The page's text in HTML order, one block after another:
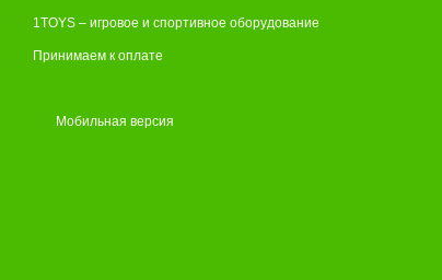
1TOYS – игровое и спортивное оборудование
Принимаем к оплате
Мобильная версия